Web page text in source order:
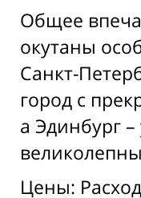
Общее
окутаны
Санкт-
город с
а Эдинбург
Цены: